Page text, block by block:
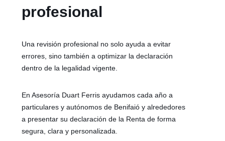
profesional
Una revisión profesional no solo ayuda a evitar
errores, sino también a optimizar la declaración
dentro de la legalidad vigente.
En Asesoría Duart Ferris ayudamos cada año a
particulares y autónomos de Benifaió y alrededores
a presentar su declaración de la Renta de forma
segura, clara y personalizada.